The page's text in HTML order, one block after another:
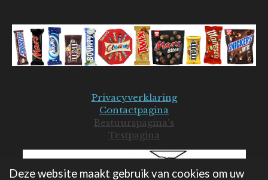
Deze website maakt gebruik van cookies om uw
Privacyverklaring
Contactpagina
Bestuurspagina's
Testpagina